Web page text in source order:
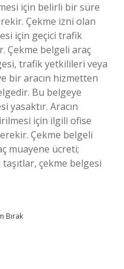
için belirli bir süre
Çekme izni olan
için geçici trafik
Çekme belgeli araç
trafik yetkilileri veya
bir aracın hizmetten
Bu belgeye
yasaktır. Aracın
için ilgili ofise
Çekme belgeli
muayene ücreti;
çekme belgesi
Bırak